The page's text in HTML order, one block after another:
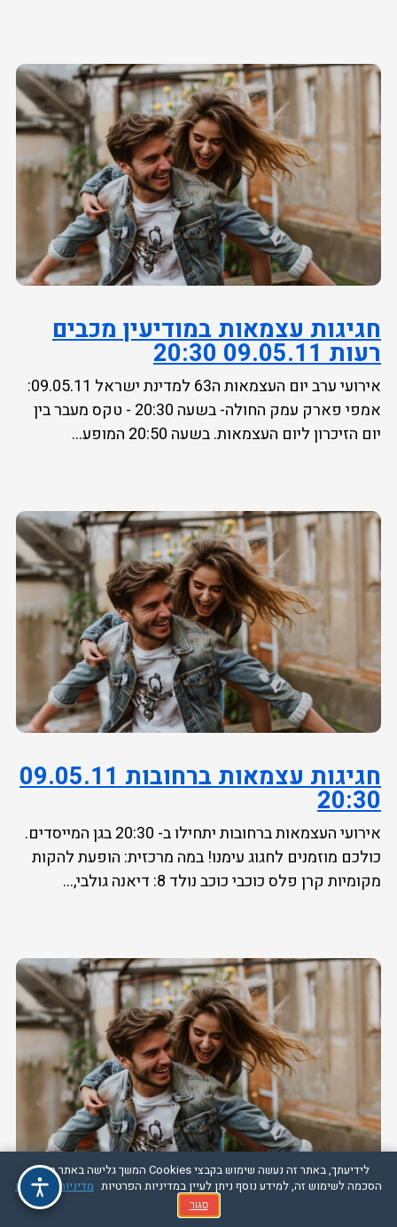
חגיגות עצמאות במודיעין מכבים
רעות 09.05.11 20:30
אירועי ערב יום העצמאות ה63 למדינת ישראל 09.05.11:
אמפי פארק עמק החולה- בשעה 20:30 - טקס מעבר בין
יום הזיכרון ליום העצמאות. בשעה 20:50 המופע...
חגיגות עצמאות ברחובות 09.05.11
20:30
אירועי העצמאות ברחובות יתחילו ב- 20:30 בגן המייסדים.
כולכם מוזמנים לחגוג עימנו! במה מרכזית: הופעת להקות
מקומיות קרן פלס כוכבי כוכב נולד 8: דיאנה גולבי,...
לידיעתך, באתר זה נעשה שימוש בקבצי Cookies המשך גלישה באתר מהווה
הסכמה לשימוש זה, למידע נוסף ניתן לעיין במדיניות הפרטיות מדיניות הפרטיות
סגור